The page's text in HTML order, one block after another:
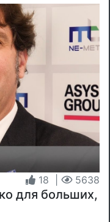
18 5638
для больших,